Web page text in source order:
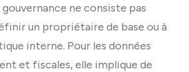
ne consiste pas
un propriétaire de base ou à
interne. Pour les données
et fiscales, elle implique de